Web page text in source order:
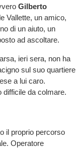
Gilberto
Vallette, un amico,
di un aiuto, un
ad ascoltare.
ieri sera, non ha
sul suo quartiere
a lui caro.
difficile da colmare.
il proprio percorso
Operatore